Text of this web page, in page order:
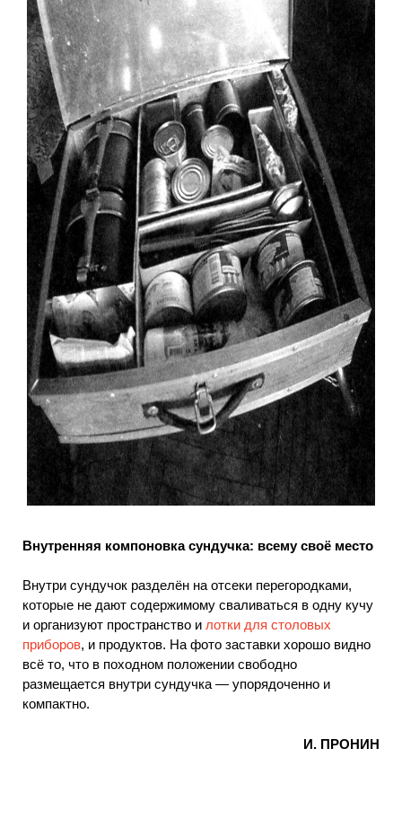
Внутренняя компоновка сундучка: всему своё место
Внутри сундучок разделён на отсеки перегородками,
которые не дают содержимому сваливаться в одну кучу
и организуют пространство и лотки для столовых
приборов, и продуктов. На фото заставки хорошо видно
всё то, что в походном положении свободно
размещается внутри сундучка — упорядоченно и
компактно.
И. ПРОНИН